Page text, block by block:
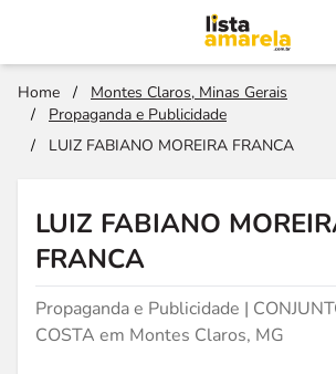
Home /
Montes Claros, Minas Gerais
/
Propaganda e Publicidade
/
LUIZ FABIANO MOREIRA FRANCA
LUIZ FABIANO
FRANCA
Propaganda e Publicidade |
COSTA em Montes Claros, MG